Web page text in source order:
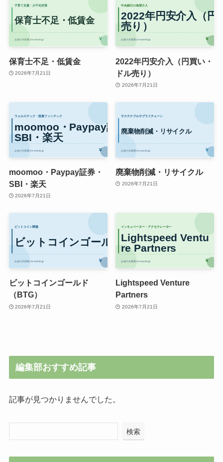
保育士不足・低賃金
2026年7月21日
2022年円安介入（円買い・
ドル売り）
2026年7月21日
moomoo・Paypay証券・
SBI・楽天
2026年7月21日
廃棄物削減・リサイクル
2026年7月21日
ビットコインゴールド
（BTG）
2026年7月21日
Lightspeed Venture
Partners
2026年7月21日
編集部おすすめ記事
記事が見つかりませんでした。
検索